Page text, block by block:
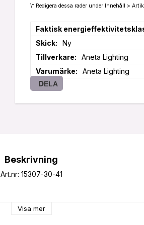
\* Redigera dessa rader under Innehåll >
Faktisk
Skick
Ny
Tillverkare
Aneta Lighting
Varumärke
Aneta Lighting
DELA
Beskrivning
Art.nr: 15307-30-41
Visa mer